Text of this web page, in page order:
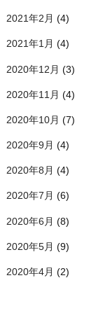
2021年2月 (4)
2021年1月 (4)
2020年12月 (3)
2020年11月 (4)
2020年10月 (7)
2020年9月 (4)
2020年8月 (4)
2020年7月 (6)
2020年6月 (8)
2020年5月 (9)
2020年4月 (2)